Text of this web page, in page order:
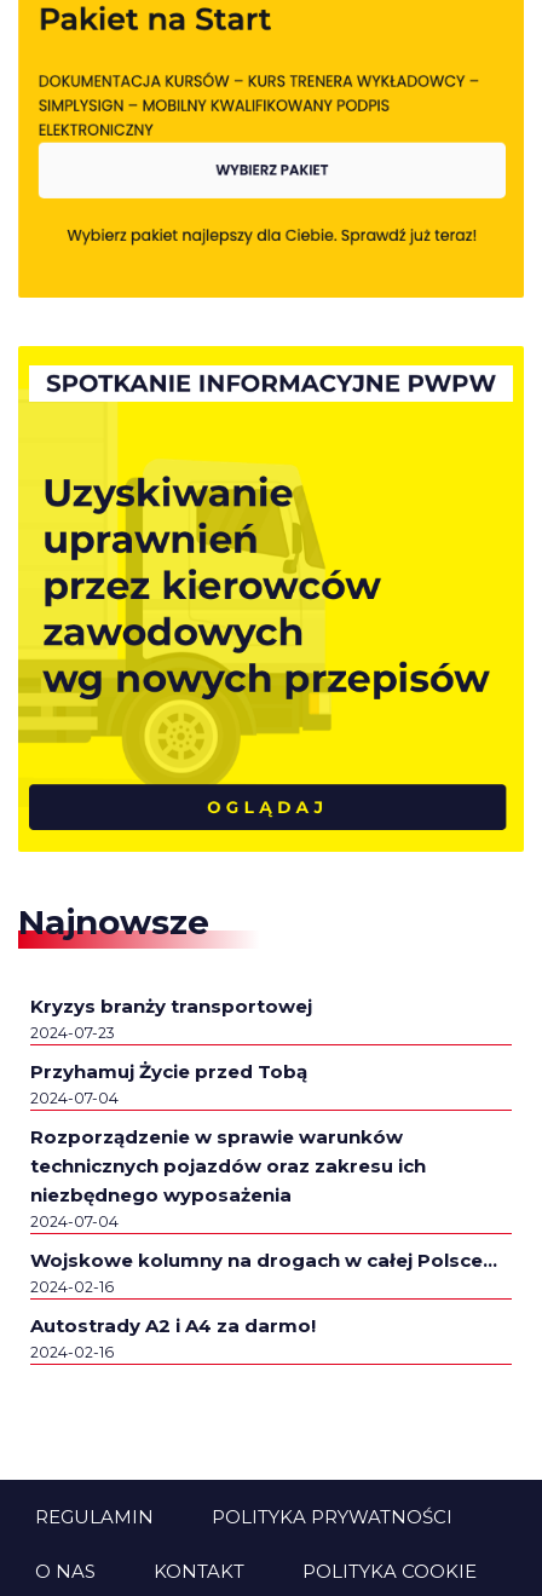
Najnowsze
Kryzys branży transportowej
2024-07-23
Przyhamuj Życie przed Tobą
2024-07-04
Rozporządzenie w sprawie warunków
technicznych pojazdów oraz zakresu ich
niezbędnego wyposażenia
2024-07-04
Wojskowe kolumny na drogach w całej Polsce…
2024-02-16
Autostrady A2 i A4 za darmo!
2024-02-16
REGULAMIN POLITYKA PRYWATNOŚCI
O NAS KONTAKT POLITYKA COOKIE